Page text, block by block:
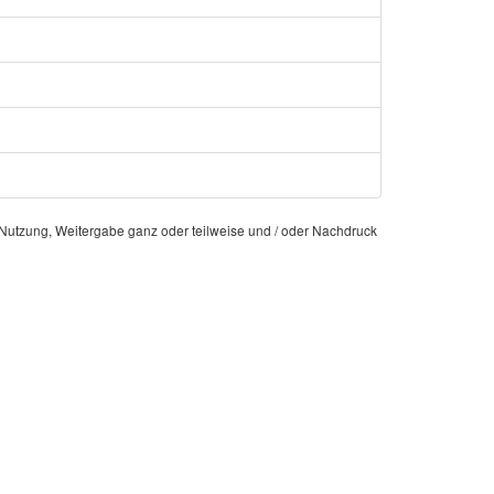
Weitergabe ganz oder teilweise und / oder Nachdruck